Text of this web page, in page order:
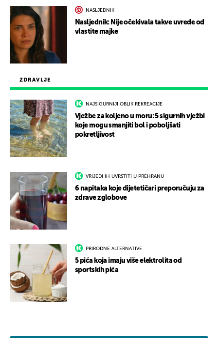
ZDRAVLJE
NAJSIGURNIJI OBLIK REKREACIJE
Vježbe za koljeno u moru: 5 sigurnih vježbi
koje mogu smanjiti bol i poboljšati
pokretljivost
VRIJEDI IH UVRSTITI U PREHRANU
6 napitaka koje dijetetičari preporučuju za
zdrave zglobove
PRIRODNE ALTERNATIVE
5 pića koja imaju više elektrolita od
sportskih pića
NASLJEDNIK
Nasljednik: Nije očekivala takve uvrede od
vlastite majke